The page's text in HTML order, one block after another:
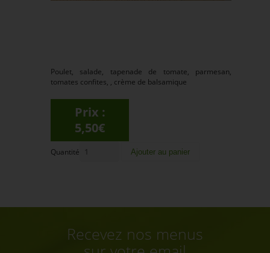
Poulet, salade, tapenade de tomate, parmesan,
tomates confites, , crème de balsamique
Prix :
5,50€
Quantité
Recevez nos menus